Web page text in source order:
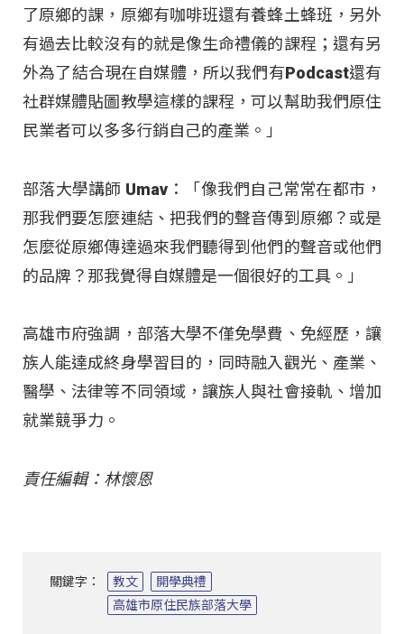
了原鄉的課，原鄉有咖啡班還有養蜂土蜂班，另外
有過去比較沒有的就是像生命禮儀的課程；還有另
外為了結合現在自媒體，所以我們有Podcast還有
社群媒體貼圖教學這樣的課程，可以幫助我們原住
民業者可以多多行銷自己的產業。」
部落大學講師 Umav：「像我們自己常常在都市，
那我們要怎麼連結、把我們的聲音傳到原鄉？或是
怎麼從原鄉傳達過來我們聽得到他們的聲音或他們
的品牌？那我覺得自媒體是一個很好的工具。」
高雄市府強調，部落大學不僅免學費、免經歷，讓
族人能達成終身學習目的，同時融入觀光、產業、
醫學、法律等不同領域，讓族人與社會接軌、增加
就業競爭力。
責任編輯：林懷恩
關鍵字： 教文
開學典禮
高雄市原住民族部落大學